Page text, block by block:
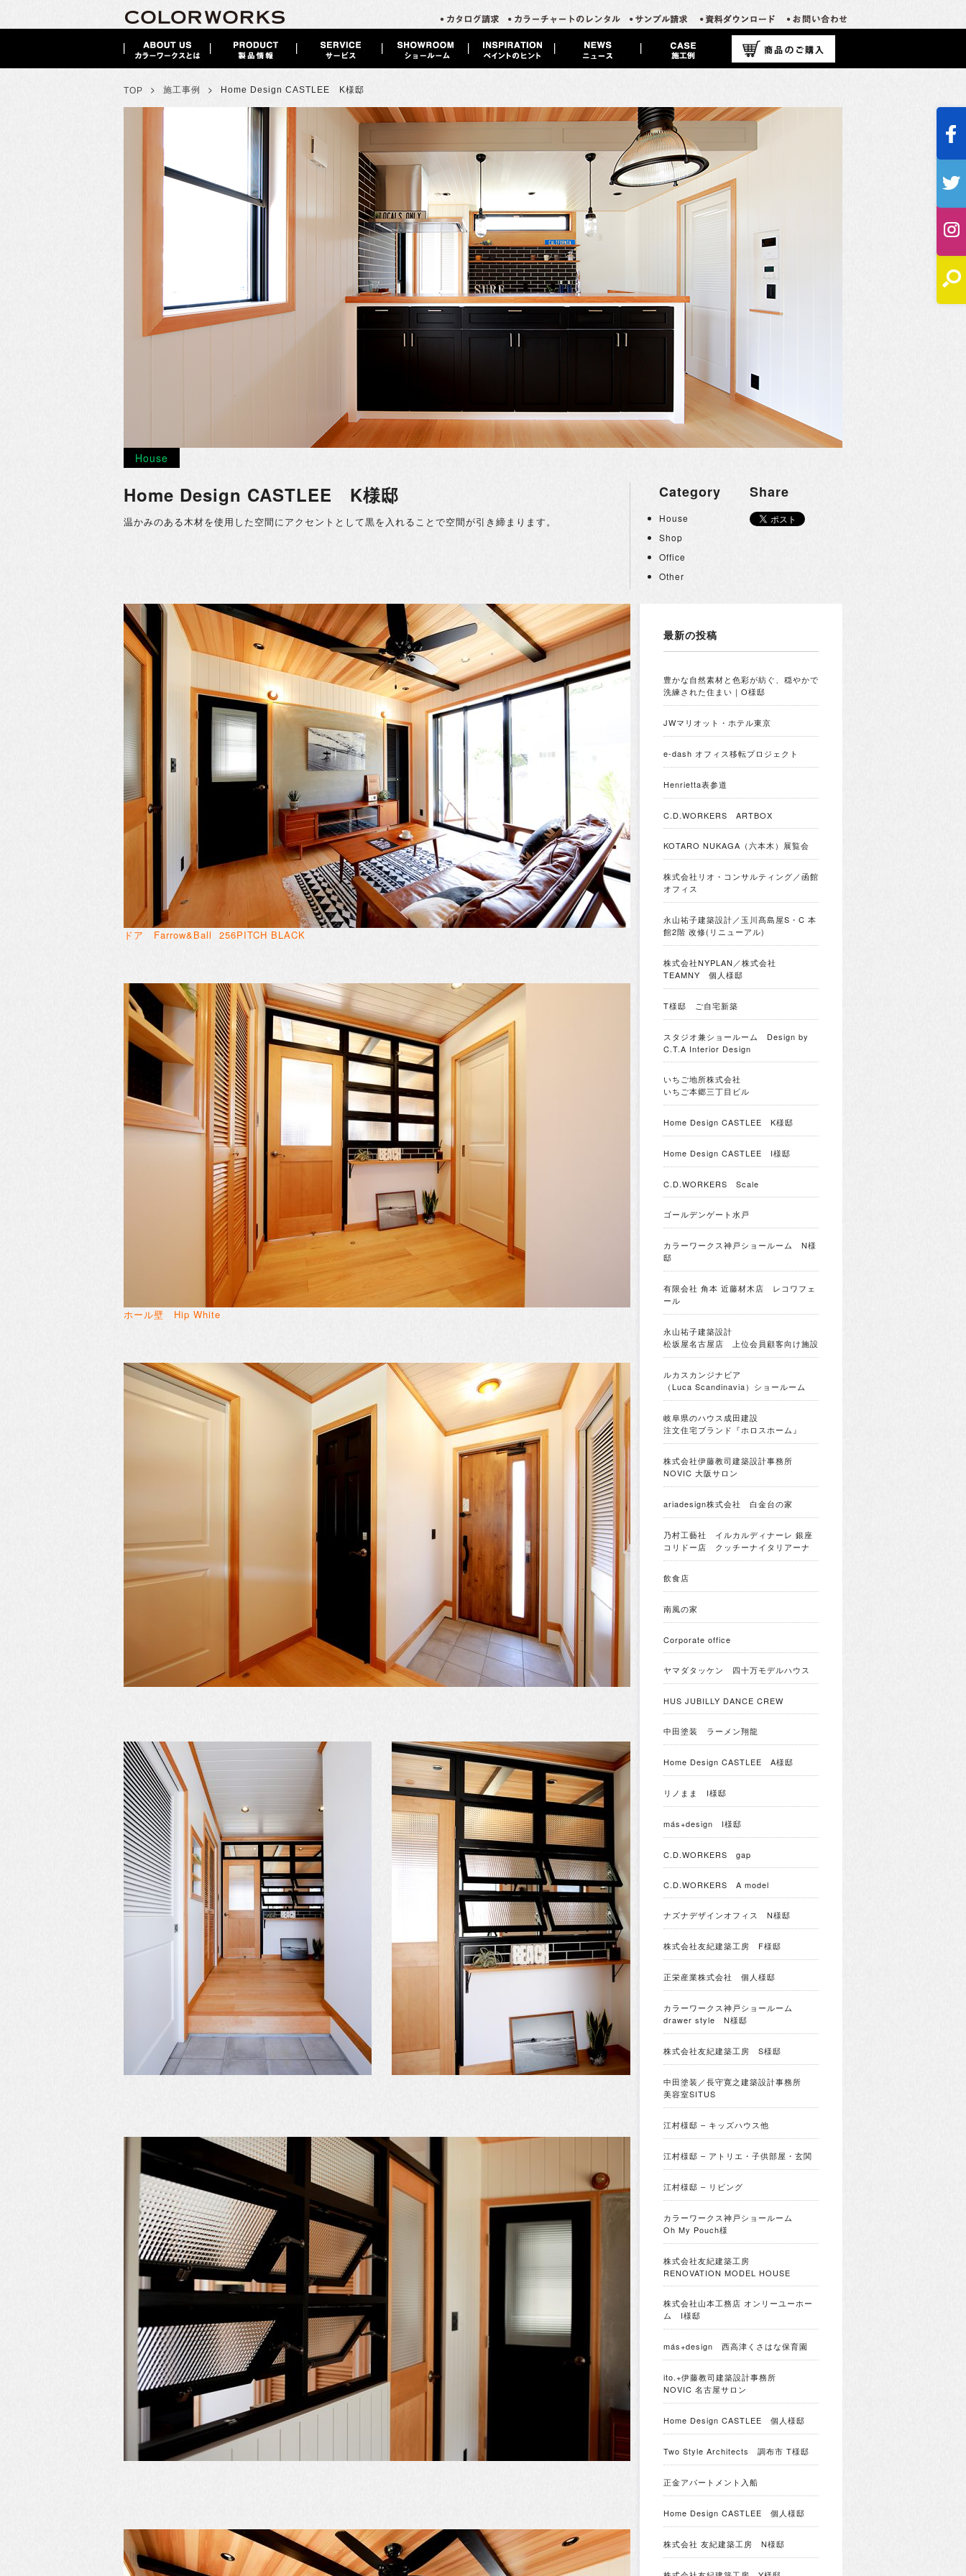
TOP > 施工事例 > Home Design CASTLEE K様邸
House
Home Design CASTLEE K様邸
温かみのある木材を使用した空間にアクセントとして黒を入れることで空間が引き締まります。
Category
House
Shop
Office
Other
Share
ドア Farrow&Ball 256PITCH BLACK
ホール壁 Hip White
最新の投稿
豊かな自然素材と色彩が紡ぐ、穏やかで
洗練された住まい｜O様邸
JWマリオット・ホテル東京
e-dash オフィス移転プロジェクト
Henrietta表参道
C.D.WORKERS ARTBOX
KOTARO NUKAGA（六本木）展覧会
株式会社リオ・コンサルティング／函館
オフィス
永山祐子建築設計／玉川髙島屋S・C 本
館2階 改修(リニューアル)
株式会社NYPLAN／株式会社
TEAMNY 個人様邸
T様邸 ご自宅新築
スタジオ兼ショールーム Design by
C.T.A Interior Design
いちご地所株式会社
いちご本郷三丁目ビル
Home Design CASTLEE K様邸
Home Design CASTLEE I様邸
C.D.WORKERS Scale
ゴールデンゲート水戸
カラーワークス神戸ショールーム N様
邸
有限会社 角本 近藤材木店 レコワフェ
ール
永山祐子建築設計
松坂屋名古屋店 上位会員顧客向け施設
ルカスカンジナビア
（Luca Scandinavia）ショールーム
岐阜県のハウス成田建設
注文住宅ブランド『ホロスホーム』
株式会社伊藤教司建築設計事務所
NOVIC 大阪サロン
ariadesign株式会社 白金台の家
乃村工藝社 イルカルディナーレ 銀座
コリドー店 クッチーナイタリアーナ
飲食店
南風の家
Corporate office
ヤマダタッケン 四十万モデルハウス
HUS JUBILLY DANCE CREW
中田塗装 ラーメン翔龍
Home Design CASTLEE A様邸
リノまま I様邸
más+design I様邸
C.D.WORKERS gap
C.D.WORKERS A model
ナズナデザインオフィス N様邸
株式会社友紀建築工房 F様邸
正栄産業株式会社 個人様邸
カラーワークス神戸ショールーム
drawer style N様邸
株式会社友紀建築工房 S様邸
中田塗装／長守寛之建築設計事務所
美容室SITUS
江村様邸 – キッズハウス他
江村様邸 – アトリエ・子供部屋・玄関
江村様邸 – リビング
カラーワークス神戸ショールーム
Oh My Pouch様
株式会社友紀建築工房
RENOVATION MODEL HOUSE
株式会社山本工務店 オンリーユーホー
ム I様邸
más+design 西高津くさはな保育園
ito.+伊藤教司建築設計事務所
NOVIC 名古屋サロン
Home Design CASTLEE 個人様邸
Two Style Architects 調布市 T様邸
正金アパートメント入船
Home Design CASTLEE 個人様邸
株式会社 友紀建築工房 N様邸